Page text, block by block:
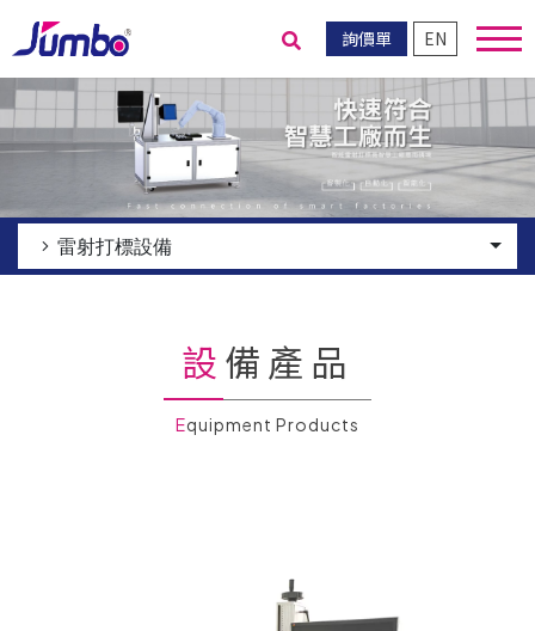
詢價單 EN
送出搜尋
雷射打標設備
設備產品
Equipment Products